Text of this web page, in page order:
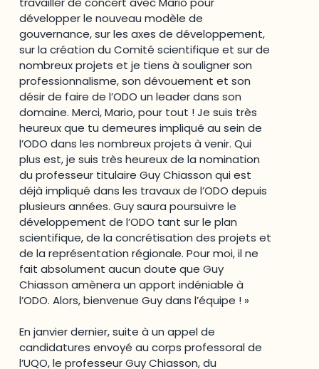
développer le nouveau modèle de
gouvernance, sur les axes de développement,
sur la création du Comité scientifique et sur de
nombreux projets et je tiens à souligner son
professionnalisme, son dévouement et son
désir de faire de l’ODO un leader dans son
domaine. Merci, Mario, pour tout ! Je suis très
heureux que tu demeures impliqué au sein de
l’ODO dans les nombreux projets à venir. Qui
plus est, je suis très heureux de la nomination
du professeur titulaire Guy Chiasson qui est
déjà impliqué dans les travaux de l’ODO depuis
plusieurs années. Guy saura poursuivre le
développement de l’ODO tant sur le plan
scientifique, de la concrétisation des projets et
de la représentation régionale. Pour moi, il ne
fait absolument aucun doute que Guy
Chiasson amènera un apport indéniable à
l’ODO. Alors, bienvenue Guy dans l’équipe ! »
En janvier dernier, suite à un appel de
candidatures envoyé au corps professoral de
l’UQO, le professeur Guy Chiasson, du